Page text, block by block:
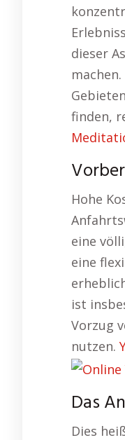
dieser
finden,
Hohe
eine
eine
ist
Vorzug
nutzen.
Das
Dies